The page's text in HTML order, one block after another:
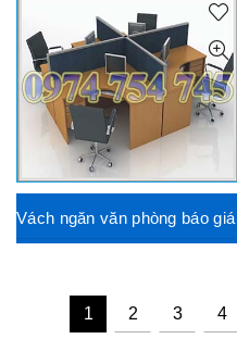
Vách ngăn văn phòng báo giá
1 2 3 4